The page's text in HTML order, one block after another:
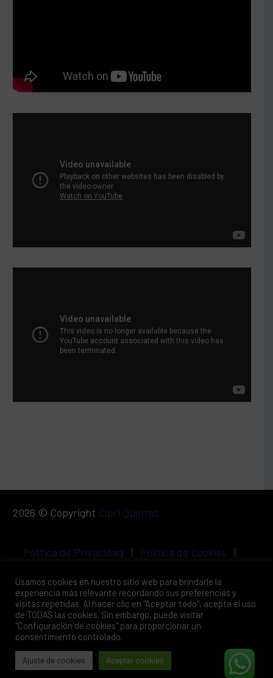
2026 © Copyright Cipri Quintas
Política de Privacidad | Política de Cookies |
Usamos cookies en nuestro sitio web para brindarle la
experiencia más relevante recordando sus preferencias y
visitas repetidas. Al hacer clic en "Aceptar todo", acepta el uso
de TODAS las cookies. Sin embargo, puede visitar
"Configuración de cookies" para proporcionar un
consentimiento controlado.
Ajuste de cookies Aceptar cookies